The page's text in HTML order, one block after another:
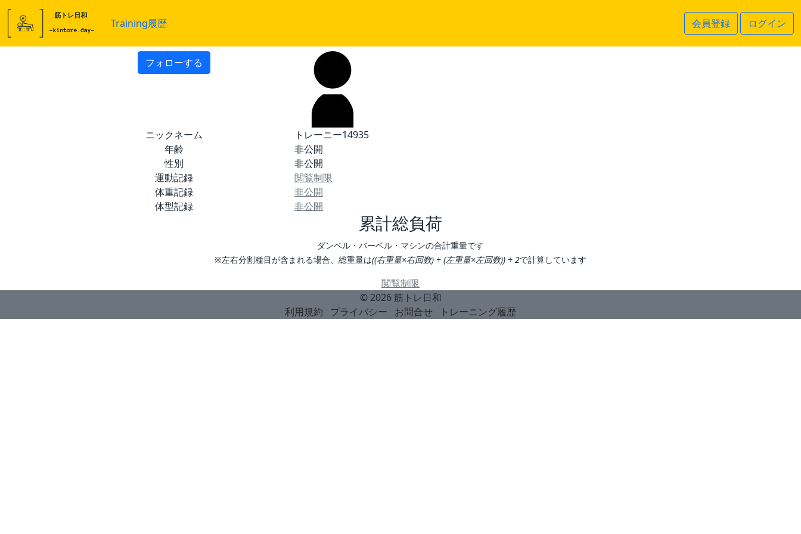
Training履歴 会員登録 ログイン
フォローする
ニックネーム
トレーニー14935
年齢
非公開
性別
非公開
運動記録
閲覧制限
体重記録
非公開
体型記録
非公開
累計総負荷
ダンベル・バーベル・マシンの合計重量です
※左右分割種目が含まれる場合、総重量は((右重量×右回数) + (左重量×左回数)) ÷ 2で計算しています
閲覧制限
© 2026 筋トレ日和
利用規約
プライバシー お問合せ トレーニング履歴